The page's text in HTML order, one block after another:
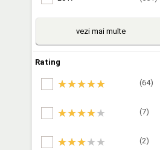
vezi mai multe
Rating
(64)
(7)
(2)